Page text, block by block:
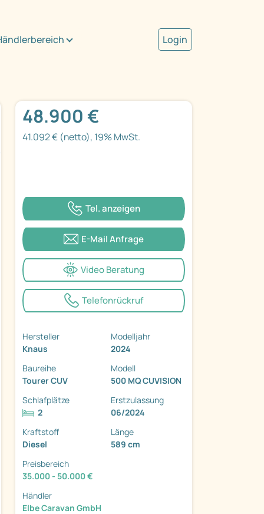
Login
48.900 €
41.092 € (netto), 19% MwSt.
Tel. anzeigen
E-Mail Anfrage
Video Beratung
Telefonrückruf
Hersteller
Knaus
Modelljahr
2024
Baureihe
Tourer CUV
Modell
500 MQ CUVISION
Schlafplätze
2
Erstzulassung
06/2024
Kraftstoff
Diesel
Länge
589 cm
Preisbereich
35.000 - 50.000 €
Händler
Elbe Caravan GmbH